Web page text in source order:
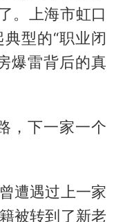
。上海市虹口
型的“职业闭
爆雷背后的真
，下一家一个
遭遇过上一家
被转到了新老